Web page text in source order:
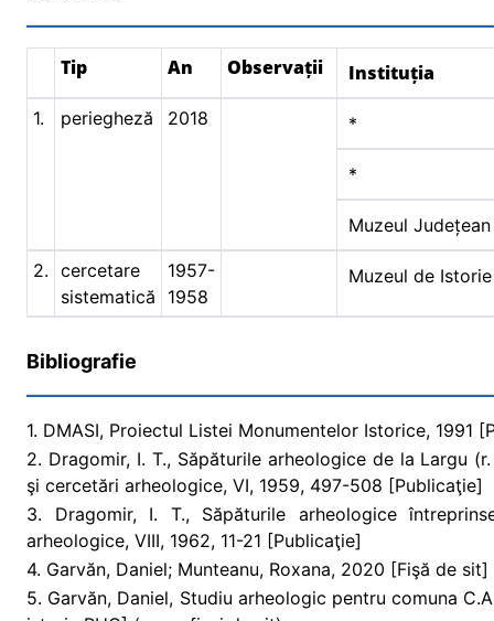
Tip An Observații Instituția
1. periegheză 2018 *
*
Muzeul
2. cercetare
sistematică
1957-
1958
Muzeul de
Bibliografie
1. DMASI, Proiectul Listei Monumentelor Istorice, 1991
2. Dragomir, I. T., Săpăturile arheologice de la Largu
şi cercetări arheologice, VI, 1959, 497-508 [Publicaţie]
3. Dragomir, I. T., Săpăturile arheologice
arheologice, VIII, 1962, 11-21 [Publicaţie]
4. Garvăn, Daniel; Munteanu, Roxana, 2020 [Fişă de
5. Garvăn, Daniel, Studiu arheologic pentru comuna